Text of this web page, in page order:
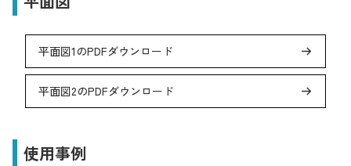
平面図1のPDFダウンロード
平面図2のPDFダウンロード
使用事例